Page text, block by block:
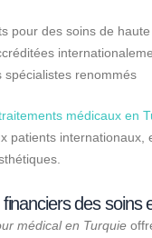
pour des soins de
spécialistes renommés
médicaux en
patients internationaux,
des soins
médical en Turquie